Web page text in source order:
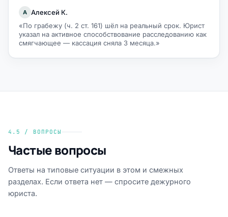
А Алексей К.
«По грабежу (ч. 2 ст. 161) шёл на реальный срок. Юрист
указал на активное способствование расследованию как
смягчающее — кассация сняла 3 месяца.»
4.5 / ВОПРОСЫ
Частые вопросы
Ответы на типовые ситуации в этом и смежных
разделах. Если ответа нет — спросите дежурного
юриста.